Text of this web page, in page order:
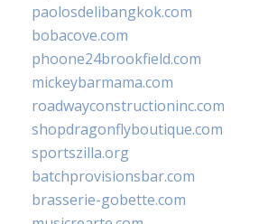
paolosdelibangkok.com
bobacove.com
phoone24brookfield.com
mickeybarmama.com
roadwayconstructioninc.com
shopdragonflyboutique.com
sportszilla.org
batchprovisionsbar.com
brasserie-gobette.com